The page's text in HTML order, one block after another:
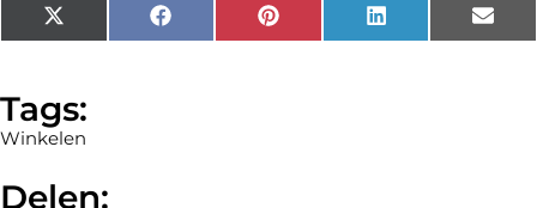
X
(Twitter)
Facebook Pinterest LinkedIn
Tags:
Winkelen
Delen: